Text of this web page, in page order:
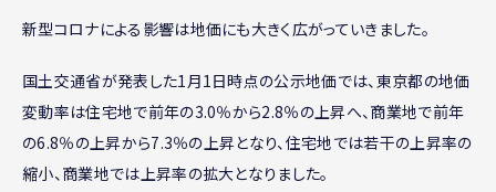
新型コロナによる影響は地価にも大きく広がっていきました。
国土交通省が発表した1月1日時点の公示地価では、東京都の地価
変動率は住宅地で前年の3.0％から2.8％の上昇へ、商業地で前年
の6.8％の上昇から7.3％の上昇となり、住宅地では若干の上昇率の
縮小、商業地では上昇率の拡大となりました。